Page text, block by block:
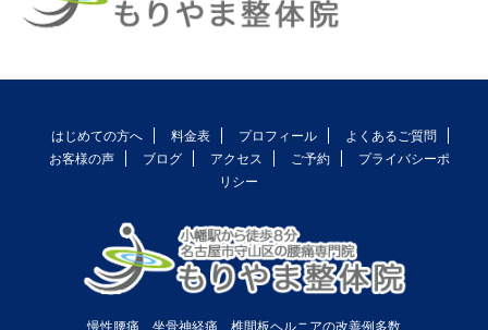
はじめての方へ 料金表 プロフィール
よくあるご質問
お客様の声
ブログ アクセス ご予約
プライバシーポ
リシー
慢性腰痛、坐骨神経痛、椎間板ヘルニアの改善例多数